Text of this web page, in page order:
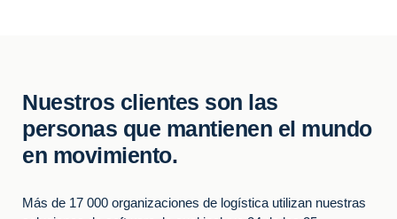
Nuestros clientes son las
personas que mantienen el mundo
en movimiento.
Más de 17 000 organizaciones de logística utilizan nuestras